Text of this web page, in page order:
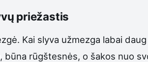
priežastis
Kai slyva užmezga labai
būna rūgštesnės, o šakos nuo